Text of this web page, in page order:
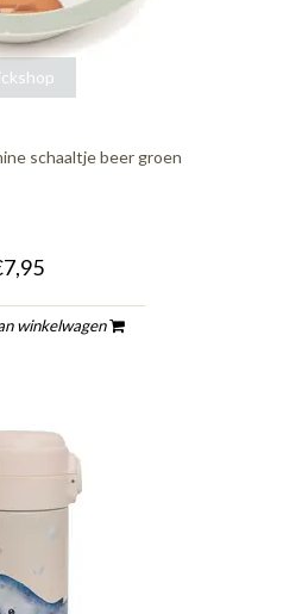
schaaltje beer groen
winkelwagen